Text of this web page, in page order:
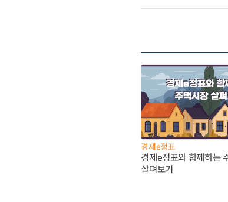
경제e정표
경제e정표와 함께하는
살펴보기